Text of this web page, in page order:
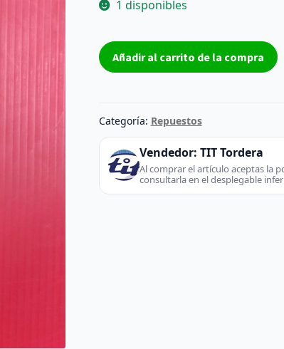
1 disponibles
T-
Con
0600A
LG
(TV
/
Añadir al carrito de la compra
Categoría: Repuestos
Vendedor: TIT Tordera
Al comprar el artículo aceptas la
consultarla en el desplegable